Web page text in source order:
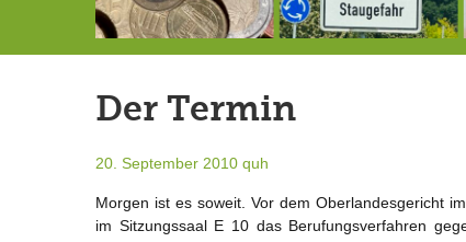
Der Termin
20. September 2010 quh
Morgen ist es soweit. Vor dem Oberlandesgericht
im Sitzungssaal E 10 das Berufungsverfahren